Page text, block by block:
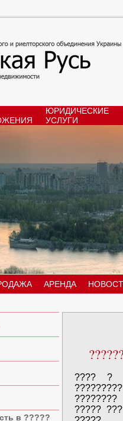
ЮРИДИЧЕСКИЕ
УСЛУГИ
АРЕНДА
в ?????
???? ?
????????
?????